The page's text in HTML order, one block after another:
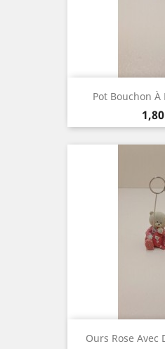
Pot Bouchon À
Prix
Ours Rose Avec